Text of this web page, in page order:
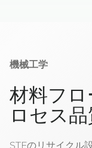
機械工学
材料フ
ロセス品
STFのリサイクル